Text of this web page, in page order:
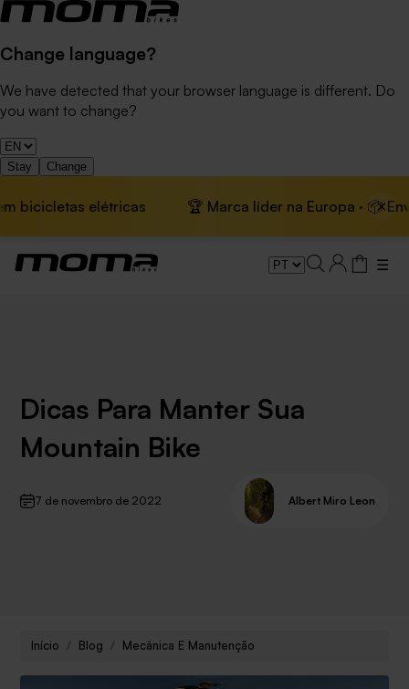
Change language?
We have detected that your browser language is different. Do
you want to change?
Stay Change
elétricas 🏆 Marca líder na Europa · 📦 ×
☰
Dicas Para Manter Sua
Mountain Bike
7 de novembro de 2022 Albert Miro Leon
Início Blog Mecânica E Manutenção